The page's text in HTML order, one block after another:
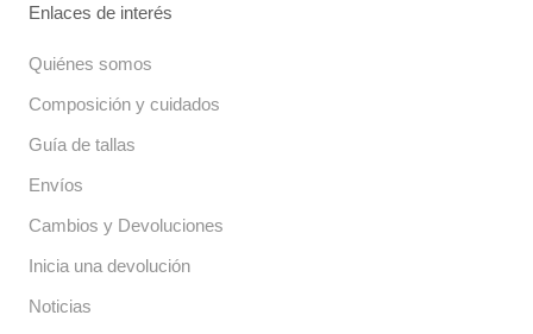
Enlaces de interés
Quiénes somos
Composición y cuidados
Guía de tallas
Envíos
Cambios y Devoluciones
Inicia una devolución
Noticias